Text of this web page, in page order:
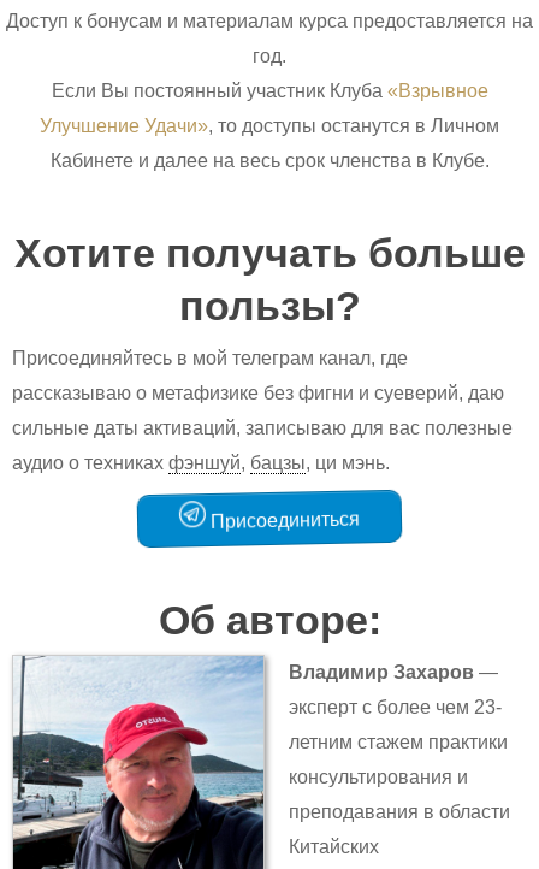
Доступ к бонусам и материалам курса предоставляется на
год.
Если Вы постоянный участник Клуба «Взрывное
Улучшение Удачи», то доступы останутся в Личном
Кабинете и далее на весь срок членства в Клубе.
Хотите получать больше
пользы?
Присоединяйтесь в мой телеграм канал, где
рассказываю о метафизике без фигни и суеверий, даю
сильные даты активаций, записываю для вас полезные
аудио о техникахфэншуй, бацзы, ци мэнь.
Присоединиться
Об авторе:
Владимир Захаров —
эксперт с более чем 23-
летним стажем практики
консультирования и
преподавания в области
Китайских